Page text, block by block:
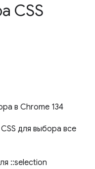
CSS
в Chrome 134
для выбора все
::selection